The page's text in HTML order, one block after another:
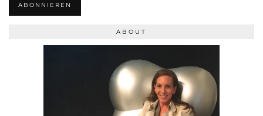
ABONNIEREN
ABOUT